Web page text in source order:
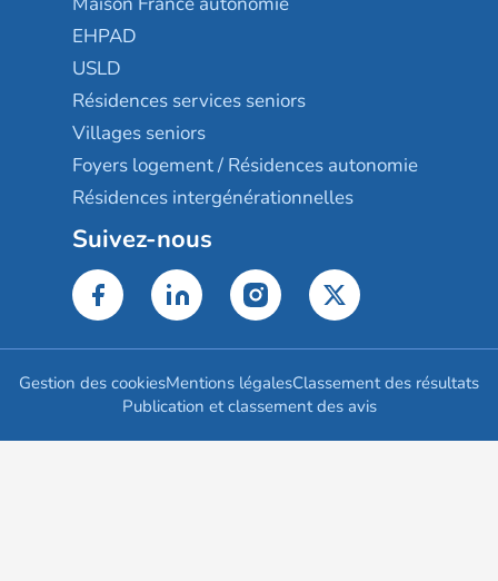
EHPAD
USLD
Résidences services seniors
Villages seniors
Foyers logement / Résidences autonomie
Résidences intergénérationnelles
Suivez-nous
Gestion des cookiesMentions légalesClassement des résultats
Publication et classement des avis